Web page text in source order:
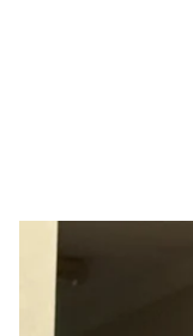
де обирали